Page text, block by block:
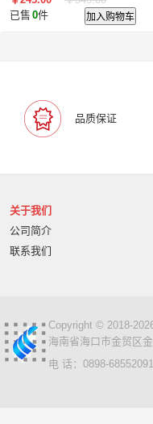
已售 0件 加入购物车
品质保证
关于我们
公司简介
联系我们
Copyright © 2018-
海南省海口市金贸区
电 话：0898-